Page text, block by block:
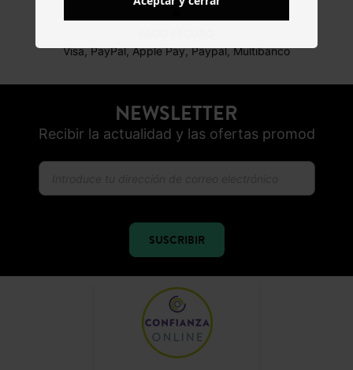
Visa, PayPal, Apple Pay, Paypal, Multibanco
NEWSLETTER
Recibir la actualidad y las ofertas promod
SUSCRIBIR